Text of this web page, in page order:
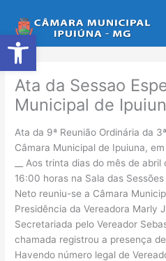
Abrir a barra de ferramentas
para
o
conteúdo
Ata da Sessao
Municipal de
Ata da 9ª Reunião Ordinária da
Câmara Municipal de Ipuiuna,
__ Aos trinta dias do mês de
16:00 horas na Sala das
Neto reuniu-se a Câmara
Presidência da Vereadora Marly
Secretariada pelo Vereador
chamada registrou a presença
Havendo número legal de